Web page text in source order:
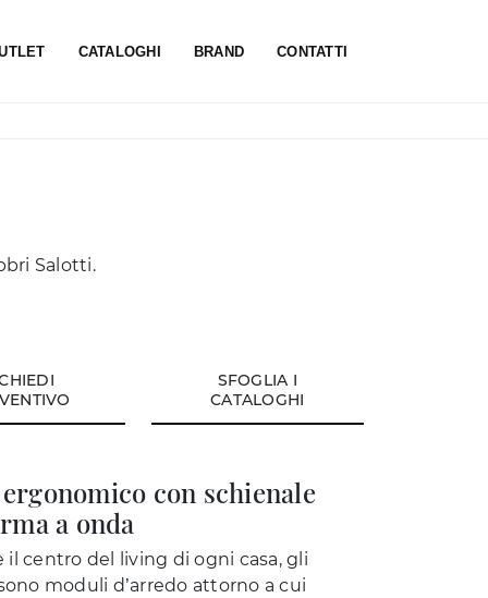
CATALOGHI BRAND CONTATTI
Salotti.
SFOGLIA I
CATALOGHI
con schienale
a onda
il centro del living di ogni casa, gli
moduli d’arredo attorno a cui